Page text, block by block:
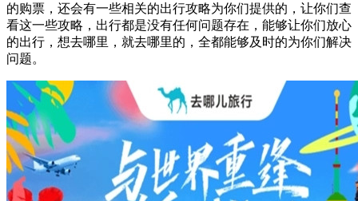
的购票，还会有一些相关的出行攻略为你们提供的，让你们查
看这一些攻略，出行都是没有任何问题存在，能够让你们放心
的出行，想去哪里，就去哪里的，全都能够及时的为你们解决
问题。